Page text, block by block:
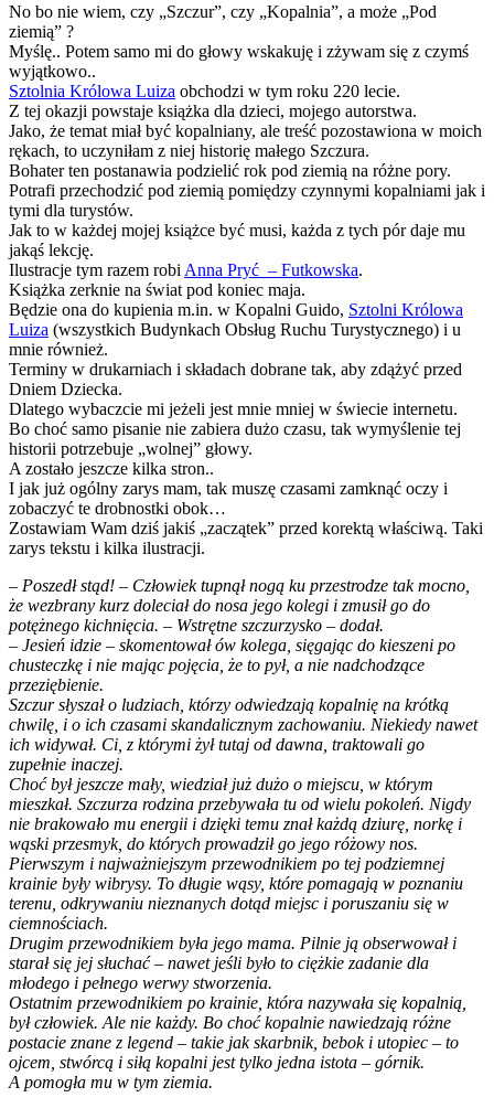
No bo nie wiem, czy „Szczur”, czy „Kopalnia”, a może „Pod
ziemią” ?
Myślę.. Potem samo mi do głowy wskakuję i zżywam się z czymś
wyjątkowo..
Sztolnia Królowa Luiza obchodzi w tym roku 220 lecie.
Z tej okazji powstaje książka dla dzieci, mojego autorstwa.
Jako, że temat miał być kopalniany, ale treść pozostawiona w moich
rękach, to uczyniłam z niej historię małego Szczura.
Bohater ten postanawia podzielić rok pod ziemią na różne pory.
Potrafi przechodzić pod ziemią pomiędzy czynnymi kopalniami jak i
tymi dla turystów.
Jak to w każdej mojej książce być musi, każda z tych pór daje mu
jakąś lekcję.
Ilustracje tym razem robi Anna Pryć – Futkowska.
Książka zerknie na świat pod koniec maja.
Będzie ona do kupienia m.in. w Kopalni Guido, Sztolni Królowa
Luiza (wszystkich Budynkach Obsług Ruchu Turystycznego) i u
mnie również.
Terminy w drukarniach i składach dobrane tak, aby zdążyć przed
Dniem Dziecka.
Dlatego wybaczcie mi jeżeli jest mnie mniej w świecie internetu.
Bo choć samo pisanie nie zabiera dużo czasu, tak wymyślenie tej
historii potrzebuje „wolnej” głowy.
A zostało jeszcze kilka stron..
I jak już ogólny zarys mam, tak muszę czasami zamknąć oczy i
zobaczyć te drobnostki obok…
Zostawiam Wam dziś jakiś „zaczątek” przed korektą właściwą. Taki
zarys tekstu i kilka ilustracji.
– Poszedł stąd! – Człowiek tupnął nogą ku przestrodze tak mocno,
że wezbrany kurz doleciał do nosa jego kolegi i zmusił go do
potężnego kichnięcia. – Wstrętne szczurzysko – dodał.
– Jesień idzie – skomentował ów kolega, sięgając do kieszeni po
chusteczkę i nie mając pojęcia, że to pył, a nie nadchodzące
przeziębienie.
Szczur słyszał o ludziach, którzy odwiedzają kopalnię na krótką
chwilę, i o ich czasami skandalicznym zachowaniu. Niekiedy nawet
ich widywał. Ci, z którymi żył tutaj od dawna, traktowali go
zupełnie inaczej.
Choć był jeszcze mały, wiedział już dużo o miejscu, w którym
mieszkał. Szczurza rodzina przebywała tu od wielu pokoleń. Nigdy
nie brakowało mu energii i dzięki temu znał każdą dziurę, norkę i
wąski przesmyk, do których prowadził go jego różowy nos.
Pierwszym i najważniejszym przewodnikiem po tej podziemnej
krainie były wibrysy. To długie wąsy, które pomagają w poznaniu
terenu, odkrywaniu nieznanych dotąd miejsc i poruszaniu się w
ciemnościach.
Drugim przewodnikiem była jego mama. Pilnie ją obserwował i
starał się jej słuchać – nawet jeśli było to ciężkie zadanie dla
młodego i pełnego werwy stworzenia.
Ostatnim przewodnikiem po krainie, która nazywała się kopalnią,
był człowiek. Ale nie każdy. Bo choć kopalnie nawiedzają różne
postacie znane z legend – takie jak skarbnik, bebok i utopiec – to
ojcem, stwórcą i siłą kopalni jest tylko jedna istota – górnik.
A pomogła mu w tym ziemia.